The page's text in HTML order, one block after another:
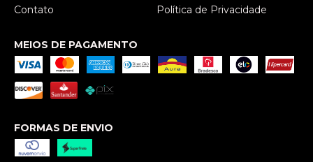
Contato Política de Privacidade
MEIOS DE PAGAMENTO
FORMAS DE ENVIO